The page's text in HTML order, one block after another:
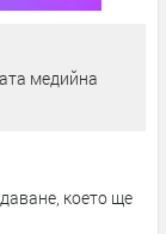
медийна
което ще